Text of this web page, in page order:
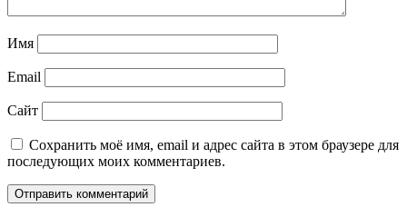
Имя
Email
Сайт
Сохранить моё имя, email и адрес сайта в этом браузере для
последующих моих комментариев.